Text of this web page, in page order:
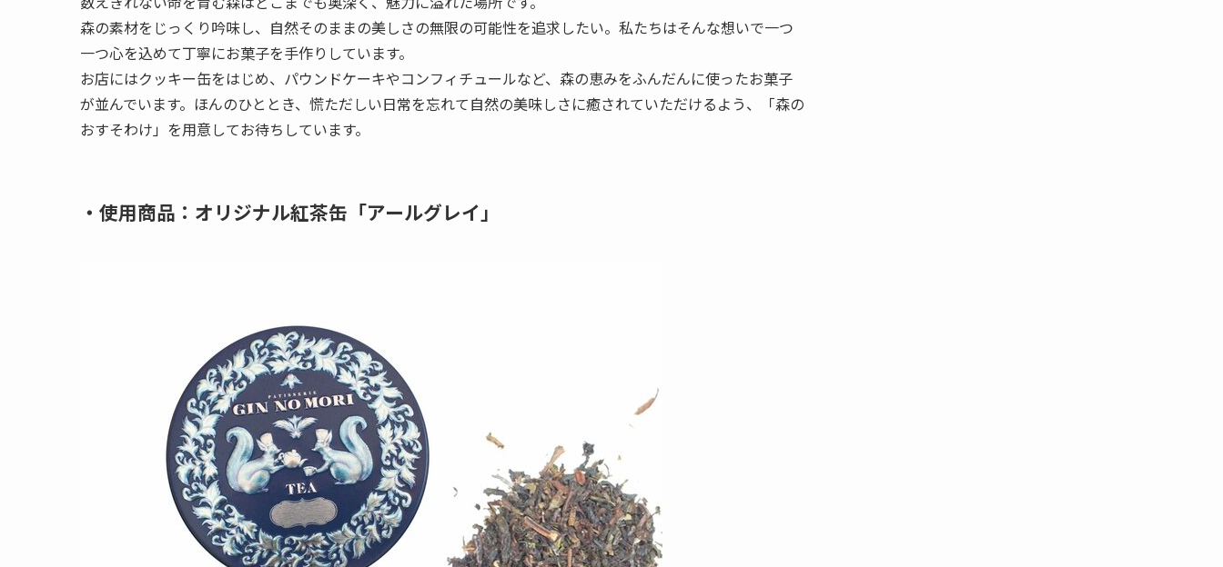
森の素材をじっくり吟味し、自然そのままの美しさの無限の可能性を追求したい。私たちはそんな想いで一つ
一つ心を込めて丁寧にお菓子を手作りしています。
お店にはクッキー缶をはじめ、パウンドケーキやコンフィチュールなど、森の恵みをふんだんに使ったお菓子
が並んでいます。ほんのひととき、慌ただしい日常を忘れて自然の美味しさに癒されていただけるよう、「森の
おすそわけ」を用意してお待ちしています。
・使用商品：オリジナル紅茶缶「アールグレイ」